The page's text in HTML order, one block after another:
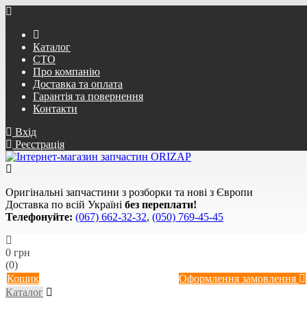
Каталог
СТО
Про компанію
Доставка та оплата
Гарантія та повернення
Контакти
Вхід
Реєстрація
Оригінальні запчастини з розборки та нові з Європи
Доставка по всій Україні без переплати!
Телефонуйте: (067) 662-32-32, (050) 769-45-45
0 грн
(0)
Кошик
Оформлення замовлення
Каталог